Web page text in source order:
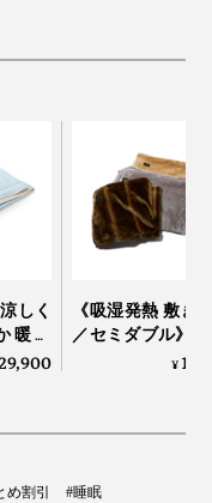
糸と糸の間に、パイ
がるパイル」を実現
フカの寝心地と、
した『ZEPPINパイ
しく
暖か
体圧
《吸湿発熱 敷き
／セミダブル》1
5℃アップ！ 軽
NIDO notteⅢ
¥
め割引
#睡眠